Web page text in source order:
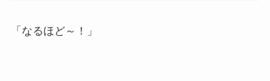
「なるほど～！」